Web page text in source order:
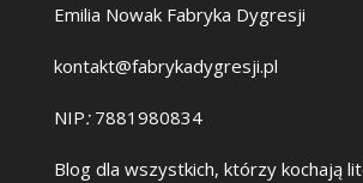
Emilia Nowak Fabryka Dygresji
kontakt@fabrykadygresji.pl
NIP: 7881980834
Blog dla wszystkich, którzy kochają